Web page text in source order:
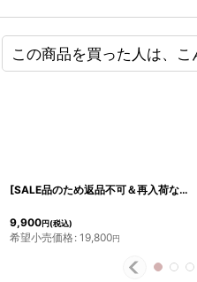
この商品を買った人は、
[SALE品のため返品不可＆再入荷なしの現品限り][ERUKEI]総レース・パープル・半袖・ワンピ・Aライン・ミディアムドレス・ワンピース[山崎みどり着用]
9,900円(税込)
希望小売価格: 19,800円